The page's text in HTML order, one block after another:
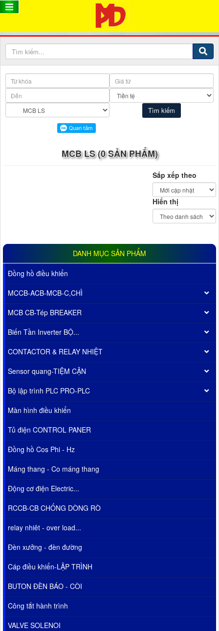
MCB LS (0 SẢN PHẨM)
Sắp xếp theo
Hiển thị
DANH MỤC SẢN PHẨM
Đồng hồ điều khiển
MCCB-ACB-MCB-C,CHÌ
MCB CB-Tép BREAKER
Biến Tần Inverter BỘ...
CONTACTOR & RELAY NHIỆT
Sensor quang-TIỆM CẬN
Bộ lập trình PLC PRO-PLC
Màn hình điều khiển
Tủ điện CONTROL PANER
Đồng hồ Cos Phi - Hz
Máng thang - Co máng thang
Động cơ điện Electric...
RCCB-CB CHỐNG DÒNG RÒ
relay nhiêt - over load...
Đèn xưởng - đèn đường
Cáp điều khiển-LẬP TRÌNH
BUTON ĐÈN BÁO - CÒI
Công tắt hành trình
VALVE SOLENOI